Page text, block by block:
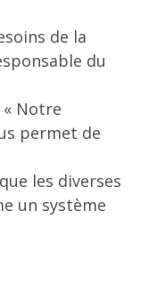
de la
du
Notre
permet de
les diverses
un système